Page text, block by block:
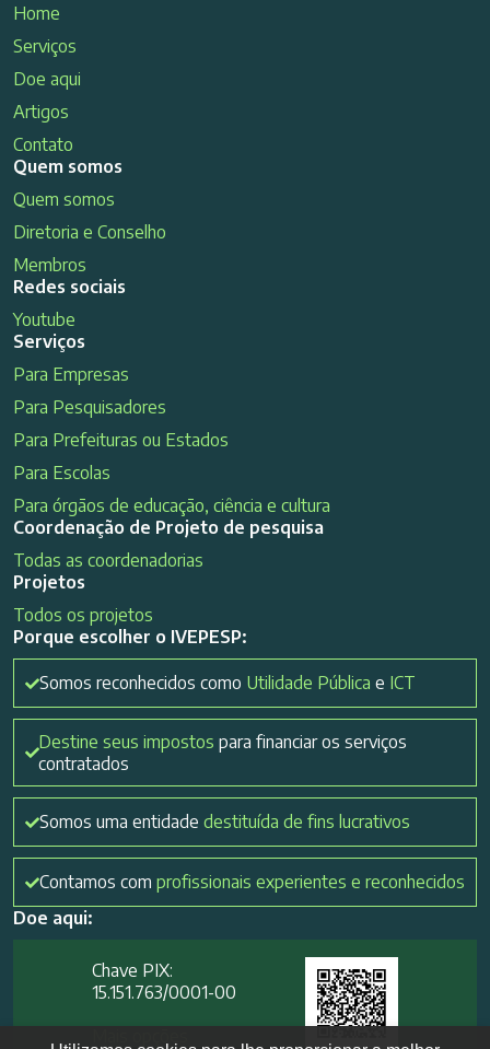
Home
Serviços
Doe aqui
Artigos
Contato
Quem somos
Quem somos
Diretoria e Conselho
Membros
Redes sociais
Youtube
Serviços
Para Empresas
Para Pesquisadores
Para Prefeituras ou Estados
Para Escolas
Para órgãos de educação, ciência e cultura
Coordenação de Projeto de pesquisa
Todas as coordenadorias
Projetos
Todos os projetos
Porque escolher o IVEPESP:
Somos reconhecidos como Utilidade Pública e ICT
Destine seus impostos para financiar os serviços
contratados
Somos uma entidade destituída de fins lucrativos
Contamos com profissionais experientes e reconhecidos
Doe aqui:
Chave PIX:
15.151.763/0001-00​